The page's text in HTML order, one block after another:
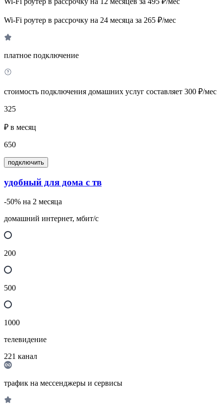
Wi-Fi роутер в рассрочку на 24 месяца за 265 ₽/мес
платное подключение
стоимость подключения домашних услуг составляет 300 ₽/мес
325
₽ в месяц
650
подключить
удобный для дома с тв
-50% на 2 месяца
домашний интернет, мбит/с
200
500
1000
телевидение
221 канал
трафик на мессенджеры и сервисы